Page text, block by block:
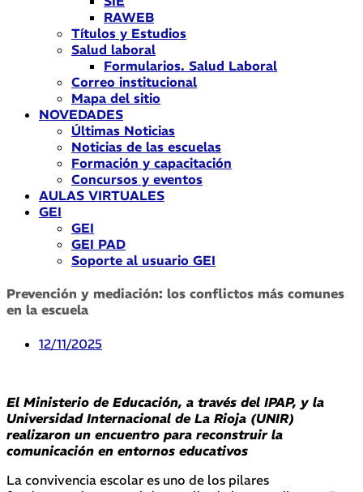
RAWEB
Títulos y Estudios
Salud laboral
Formularios. Salud Laboral
Correo institucional
Mapa del sitio
NOVEDADES
Últimas Noticias
Noticias de las escuelas
Formación y capacitación
Concursos y eventos
AULAS VIRTUALES
GEI
GEI
GEI PAD
Soporte al usuario GEI
Prevención y mediación: los conflictos más comunes
en la escuela
12/11/2025
El Ministerio de Educación, a través del IPAP, y la
Universidad Internacional de La Rioja (UNIR)
realizaron un encuentro para reconstruir la
comunicación en entornos educativos
La convivencia escolar es uno de los pilares